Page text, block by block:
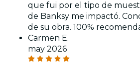
que fui por el tipo de
de Banksy me impactó.
de su obra. 100%
Carmen E.
may 2026